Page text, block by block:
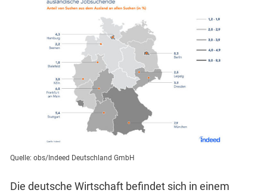
Quelle: obs/Indeed Deutschland GmbH
Die deutsche Wirtschaft befindet sich in einem